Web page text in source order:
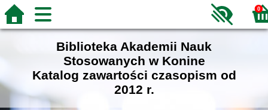
0
Biblioteka Akademii Nauk
Stosowanych w Konine
Katalog zawartości czasopism od
2012 r.